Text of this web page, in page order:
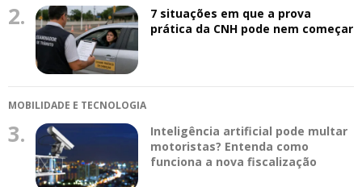
2.
7 situações em que a prova
prática da CNH pode nem começar
MOBILIDADE E TECNOLOGIA
3.
Inteligência artificial pode multar
motoristas? Entenda como
funciona a nova fiscalização